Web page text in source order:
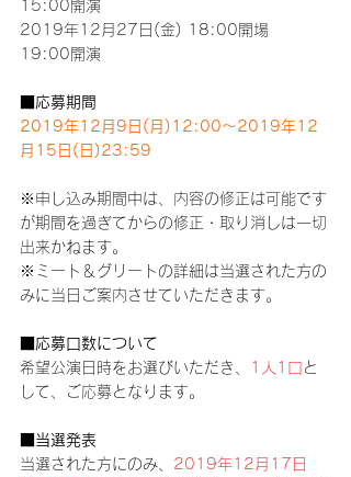
15:00開演
2019年12月27日(金) 18:00開場
19:00開演
■応募期間
2019年12月9日(月)12:00～2019年12
月15日(日)23:59
※申し込み期間中は、内容の修正は可能です
が期間を過ぎてからの修正・取り消しは一切
出来かねます。
※ミート＆グリートの詳細は当選された方の
みに当日ご案内させていただきます。
■応募口数について
希望公演日時をお選びいただき、
1人1口 と
して、ご応募となります。
■当選発表
当選された方にのみ、 2019年12月17日